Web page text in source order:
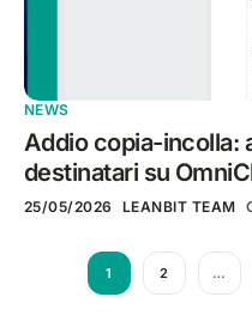
NEWS
Addio copia-incolla:
destinatari su
25/05/2026 LEANBIT TEAM
1 2 …